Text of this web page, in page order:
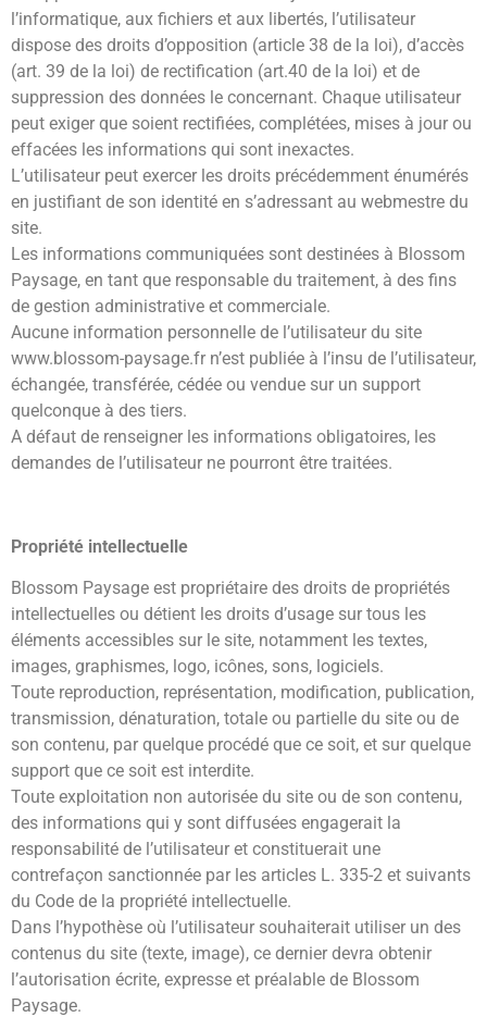
l’informatique, aux fichiers et aux libertés, l’utilisateur
dispose des droits d’opposition (article 38 de la loi), d’accès
(art. 39 de la loi) de rectification (art.40 de la loi) et de
suppression des données le concernant. Chaque utilisateur
peut exiger que soient rectifiées, complétées, mises à jour ou
effacées les informations qui sont inexactes.
L’utilisateur peut exercer les droits précédemment énumérés
en justifiant de son identité en s’adressant au webmestre du
site.
Les informations communiquées sont destinées à Blossom
Paysage, en tant que responsable du traitement, à des fins
de gestion administrative et commerciale.
Aucune information personnelle de l’utilisateur du site
www.blossom-paysage.fr n’est publiée à l’insu de l’utilisateur,
échangée, transférée, cédée ou vendue sur un support
quelconque à des tiers.
A défaut de renseigner les informations obligatoires, les
demandes de l’utilisateur ne pourront être traitées.
Propriété intellectuelle
Blossom Paysage est propriétaire des droits de propriétés
intellectuelles ou détient les droits d’usage sur tous les
éléments accessibles sur le site, notamment les textes,
images, graphismes, logo, icônes, sons, logiciels.
Toute reproduction, représentation, modification, publication,
transmission, dénaturation, totale ou partielle du site ou de
son contenu, par quelque procédé que ce soit, et sur quelque
support que ce soit est interdite.
Toute exploitation non autorisée du site ou de son contenu,
des informations qui y sont diffusées engagerait la
responsabilité de l’utilisateur et constituerait une
contrefaçon sanctionnée par les articles L. 335-2 et suivants
du Code de la propriété intellectuelle.
Dans l’hypothèse où l’utilisateur souhaiterait utiliser un des
contenus du site (texte, image), ce dernier devra obtenir
l’autorisation écrite, expresse et préalable de Blossom
Paysage.